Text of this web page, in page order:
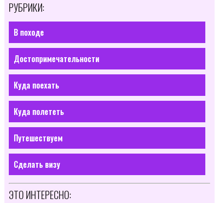
РУБРИКИ:
В походе
Достопримечательности
Куда поехать
Куда полететь
Путешествуем
Сделать визу
ЭТО ИНТЕРЕСНО: